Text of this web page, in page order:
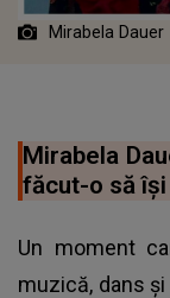
Mirabela Dauer
Mirabela
făcut-o să
Un moment
muzică, dans